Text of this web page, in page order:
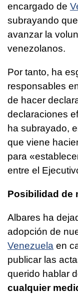
encargado de
subrayando
avanzar la
venezolanos.
Por tanto, ha
responsables
de hacer
declaraciones
ha subrayado,
que viene
para
entre el
Posibilidad de
Albares ha
adopción de
Venezuela en
publicar las
querido hablar
cualquier